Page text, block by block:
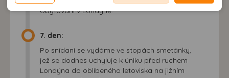
Ubytování v Londýně.
7. den:
Po snídani se vydáme ve stopách smetánky,
jež se dodnes uchyluje k úniku před ruchem
Londýna do oblíbeného letoviska na jižním
neodpovídající Vaším potřebám, méně užitečné nabídce či
doporučení.
zobrazování relevantní reklamy nebo obsahu jak na
máme možnost vytvářet profily založené na Vašich
zájmech. Na základě těchto informací není zpravidla
možná bezprostřední identifikace uživatele. Bez vyjádření
souhlasu, nedojde k zobrazování obsahu a reklam